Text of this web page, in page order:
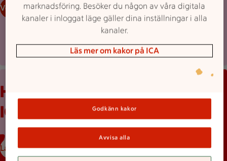
Veckans reklamblad
Mobilskärm visar appen Stam­mis med en lista över
Håll koll med
ICA-appen
Ladda ned ICA-appen
marknadsföring. Besöker du någon av våra digitala
kanaler i inloggat läge gäller dina inställningar i alla
kanaler.
Läs mer om kakor på ICA
Godkänn kakor
Avvisa alla